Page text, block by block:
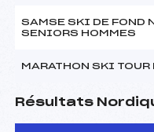
SAMSE SKI DE FOND
SENIORS HOMMES
MARATHON SKI
Résultats